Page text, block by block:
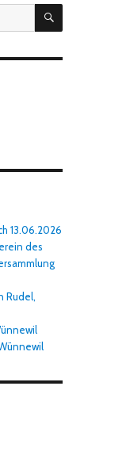
SUCHEN
13.06.2026
des
Rudel,